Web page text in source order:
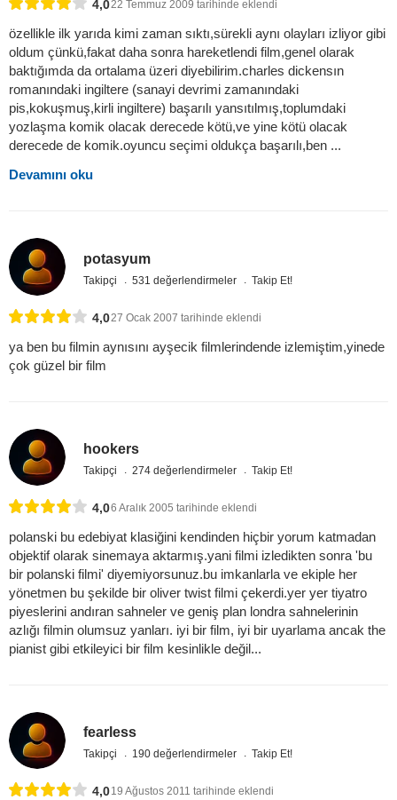
4,022 Temmuz 2009 tarihinde eklendi
özellikle ilk yarıda kimi zaman sıktı,sürekli aynı olayları izliyor gibi
oldum çünkü,fakat daha sonra hareketlendi film,genel olarak
baktığımda da ortalama üzeri diyebilirim.charles dickensın
romanındaki ingiltere (sanayi devrimi zamanındaki
pis,kokuşmuş,kirli ingiltere) başarılı yansıtılmış,toplumdaki
yozlaşma komik olacak derecede kötü,ve yine kötü olacak
derecede de komik.oyuncu seçimi oldukça başarılı,ben ...
Devamını oku
potasyum
Takipçi 531 değerlendirmeler Takip Et!
4,027 Ocak 2007 tarihinde eklendi
ya ben bu filmin aynısını ayşecik filmlerindende izlemiştim,yinede
çok güzel bir film
hookers
Takipçi 274 değerlendirmeler Takip Et!
4,06 Aralık 2005 tarihinde eklendi
polanski bu edebiyat klasiğini kendinden hiçbir yorum katmadan
objektif olarak sinemaya aktarmış.yani filmi izledikten sonra 'bu
bir polanski filmi' diyemiyorsunuz.bu imkanlarla ve ekiple her
yönetmen bu şekilde bir oliver twist filmi çekerdi.yer yer tiyatro
piyeslerini andıran sahneler ve geniş plan londra sahnelerinin
azlığı filmin olumsuz yanları. iyi bir film, iyi bir uyarlama ancak the
pianist gibi etkileyici bir film kesinlikle değil...
fearless
Takipçi 190 değerlendirmeler Takip Et!
4,019 Ağustos 2011 tarihinde eklendi